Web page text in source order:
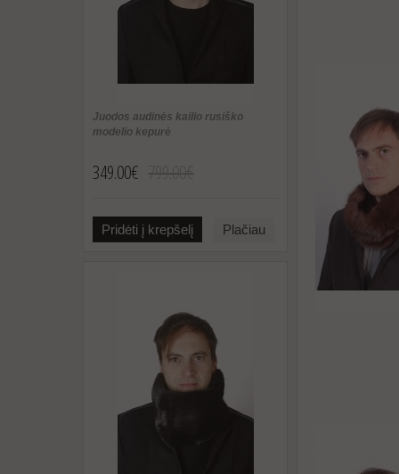
Juodos audinės kailio rusiško
modelio kepurė
349.00€
Pridėti į krepšelį Plačiau